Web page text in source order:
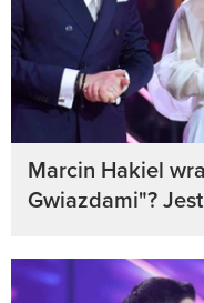
Marcin Hakiel
Gwiazdami"?